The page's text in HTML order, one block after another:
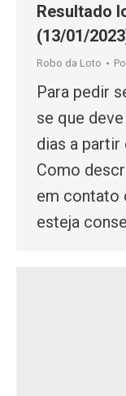
Resultado
(13/01/
Robo da Loto
Para pedir
se que
dias a
Como
em contato
esteja